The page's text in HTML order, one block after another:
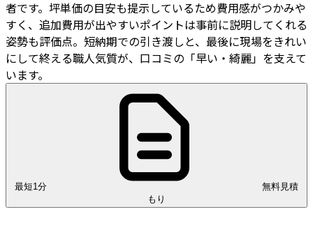
者です。坪単価の目安も提示しているため費用感がつかみや
すく、追加費用が出やすいポイントは事前に説明してくれる
姿勢も評価点。短納期での引き渡しと、最後に現場をきれい
にして終える職人気質が、口コミの「早い・綺麗」を支えて
います。
最短1分
もり